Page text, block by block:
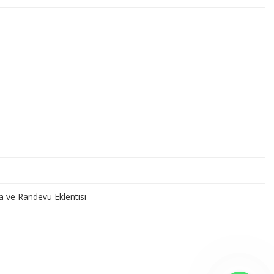
ve Randevu Eklentisi